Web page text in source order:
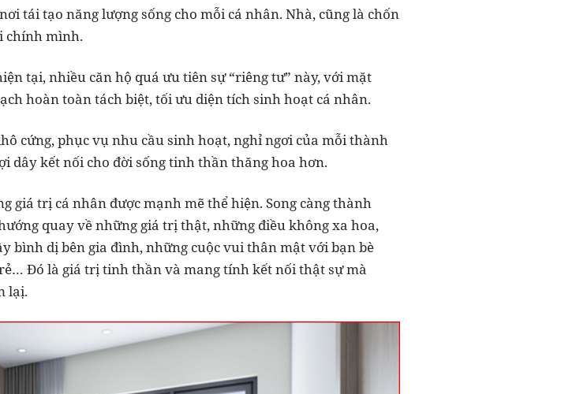
tái tạo năng lượng sống cho mỗi cá nhân. Nhà, cũng là chốn
chính mình.
tại, nhiều căn hộ quá ưu tiên sự “riêng tư” này, với mặt
hoàn toàn tách biệt, tối ưu diện tích sinh hoạt cá nhân.
cứng, phục vụ nhu cầu sinh hoạt, nghỉ ngơi của mỗi thành
dây kết nối cho đời sống tinh thần thăng hoa hơn.
giá trị cá nhân được mạnh mẽ thể hiện. Song càng thành
quay về những giá trị thật, những điều không xa hoa,
bình dị bên gia đình, những cuộc vui thân mật với bạn bè
Đó là giá trị tinh thần và mang tính kết nối thật sự mà
lạị.